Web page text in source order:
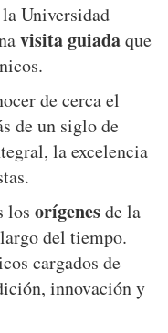
Universidad
visita guiadaque
de cerca el
de un siglo de
la excelencia
los orígenesde la
del tiempo.
cargados de
innovación y